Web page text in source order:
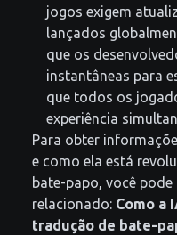
jogos exigem
lançados
que os
instantâneas para
que todos os
experiência
Para obter
e como ela está
bate-papo, você
relacionado: Como a
tradução de bate-